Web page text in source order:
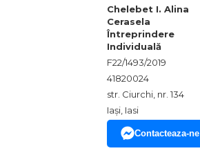
Chelebet I. Alina
Cerasela
Întreprindere
Individuală
F22/1493/2019
41820024
str. Ciurchi, nr. 134
Iași, Iasi
Contacteaza-ne